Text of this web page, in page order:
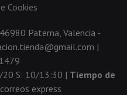
Cookies
Paterna, Valencia -
|
S: 10/13:30 | Tiempo de
express